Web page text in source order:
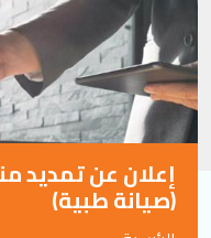
البرامج
ساهم
شارك معنا
الأخبار والموارد
المدونة
إعلان عن تمديد
(صيانة طبية)